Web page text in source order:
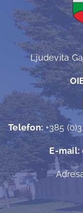
Ljudevita
Telefon:+385
E-mail: